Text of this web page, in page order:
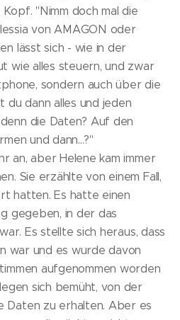
"Nimm doch mal die
von AMAGON oder
lässt sich - wie in der
wie alles steuern, und zwar
sondern auch über die
du dann alles und jeden
die Daten? Auf den
und dann...?"
an, aber Helene kam immer
Sie erzählte von einem Fall,
hatten. Es hatte einen
gegeben, in der das
Es stellte sich heraus, dass
war und es wurde davon
aufgenommen worden
sich bemüht, von der
Daten zu erhalten. Aber es